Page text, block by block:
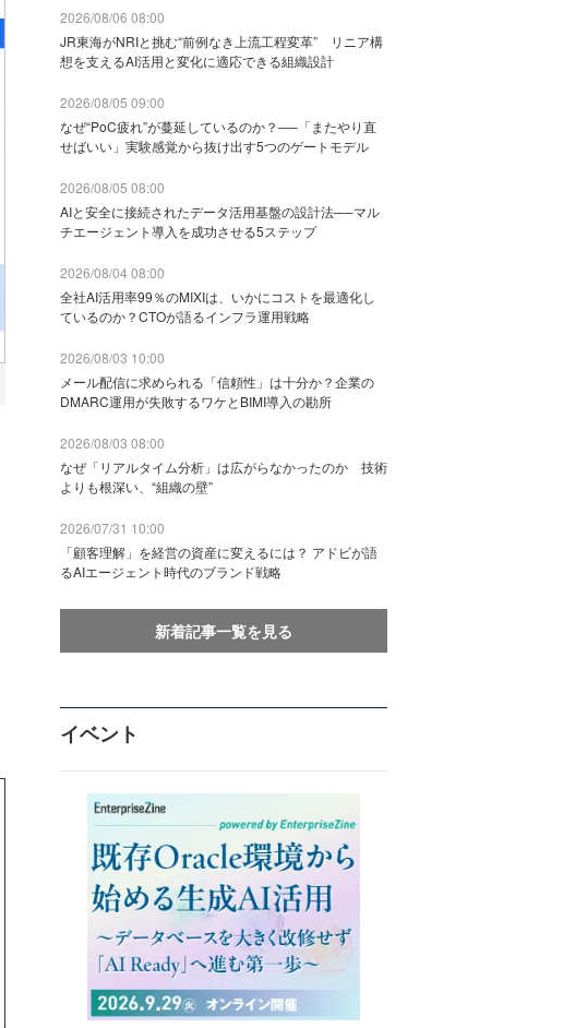
2026/08/06 08:00
JR東海がNRIと挑む“前例なき上流工程変革” リニア構
想を支えるAI活用と変化に適応できる組織設計
2026/08/05 09:00
なぜ“PoC疲れ”が蔓延しているのか？──「またやり直
せばいい」実験感覚から抜け出す5つのゲートモデル
2026/08/05 08:00
AIと安全に接続されたデータ活用基盤の設計法──マル
チエージェント導入を成功させる5ステップ
2026/08/04 08:00
全社AI活用率99％のMIXIは、いかにコストを最適化し
ているのか？CTOが語るインフラ運用戦略
2026/08/03 10:00
メール配信に求められる「信頼性」は十分か？企業の
DMARC運用が失敗するワケとBIMI導入の勘所
2026/08/03 08:00
なぜ「リアルタイム分析」は広がらなかったのか 技術
よりも根深い、“組織の壁”
2026/07/31 10:00
「顧客理解」を経営の資産に変えるには？ アドビが語
るAIエージェント時代のブランド戦略
新着記事一覧を見る
イベント